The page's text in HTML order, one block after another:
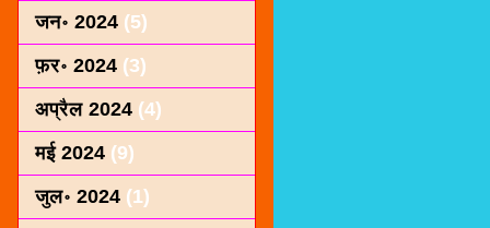
जन॰ 2024 (5)
फ़र॰ 2024 (3)
अप्रैल 2024 (4)
मई 2024 (9)
जुल॰ 2024 (1)